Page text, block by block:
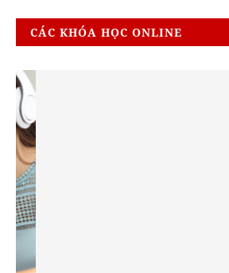
CÁC KHÓA HỌC ONLINE